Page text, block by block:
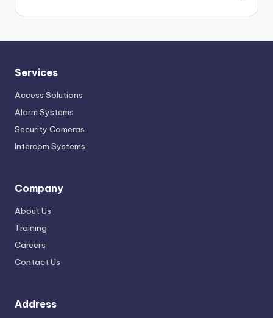
Services
Access Solutions
Alarm Systems
Security Cameras
Intercom Systems
Company
About Us
Training
Careers
Contact Us
Address